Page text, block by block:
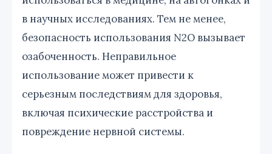
в научных исследованиях. Тем не менее,
безопасность использования N2O вызывает
озабоченность. Неправильное
использование может привести к
серьезным последствиям для здоровья,
включая психические расстройства и
повреждение нервной системы.